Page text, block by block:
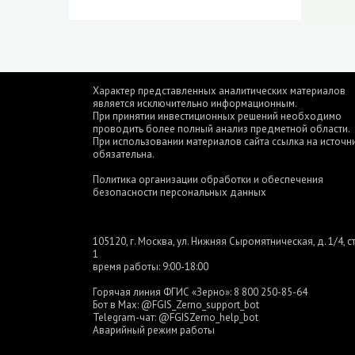
Характер представленных аналитических материалов
является исключительно информационным.
При принятии инвестиционных решений необходимо
проводить более полный анализ предметной области.
При использовании материалов сайта ссылка на
обязательна.
Политика организации обработки и обеспечения
безопасности персональных данных
105120, г. Москва, ул. Нижняя Сыромятническая, д. 1/4,
1
время работы: 9:00-18:00
Горячая линия ФГИС «Зерно»: 8 800 250-85-64
Бот в Max: @FGIS_Zerno_support_bot
Telegram-чат: @FGISZerno_help_bot
Аварийный режим работы